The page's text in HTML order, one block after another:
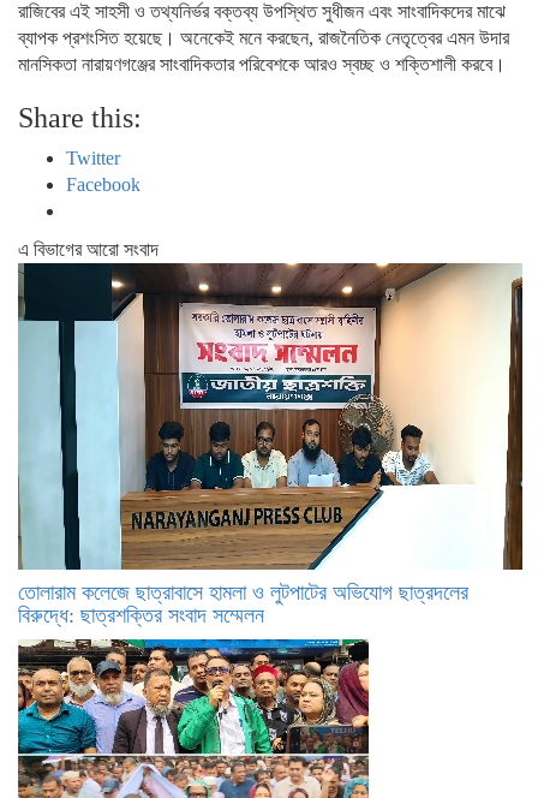
রাজিবের এই সাহসী ও তথ্যনির্ভর বক্তব্য উপস্থিত সুধীজন এবং সাংবাদিকদের মাঝে
ব্যাপক প্রশংসিত হয়েছে। অনেকেই মনে করছেন, রাজনৈতিক নেতৃত্বের এমন উদার
মানসিকতা নারায়ণগঞ্জের সাংবাদিকতার পরিবেশকে আরও স্বচ্ছ ও শক্তিশালী করবে।
Share this:
Twitter
Facebook
এ বিভাগের আরো সংবাদ
তোলারাম কলেজে ছাত্রাবাসে হামলা ও লুটপাটের অভিযোগ ছাত্রদলের
বিরুদ্ধে: ছাত্রশক্তির সংবাদ সম্মেলন